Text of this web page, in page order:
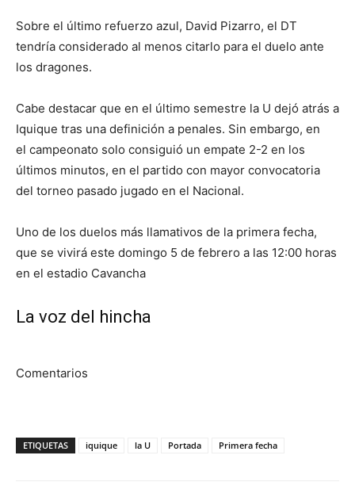
Sobre el último refuerzo azul, David Pizarro, el DT
tendría considerado al menos citarlo para el duelo ante
los dragones.
Cabe destacar que en el último semestre la U dejó atrás a
Iquique tras una definición a penales. Sin embargo, en
el campeonato solo consiguió un empate 2-2 en los
últimos minutos, en el partido con mayor convocatoria
del torneo pasado jugado en el Nacional.
Uno de los duelos más llamativos de la primera fecha,
que se vivirá este domingo 5 de febrero a las 12:00 horas
en el estadio Cavancha
La voz del hincha
Comentarios
ETIQUETAS iquique la U Portada Primera fecha